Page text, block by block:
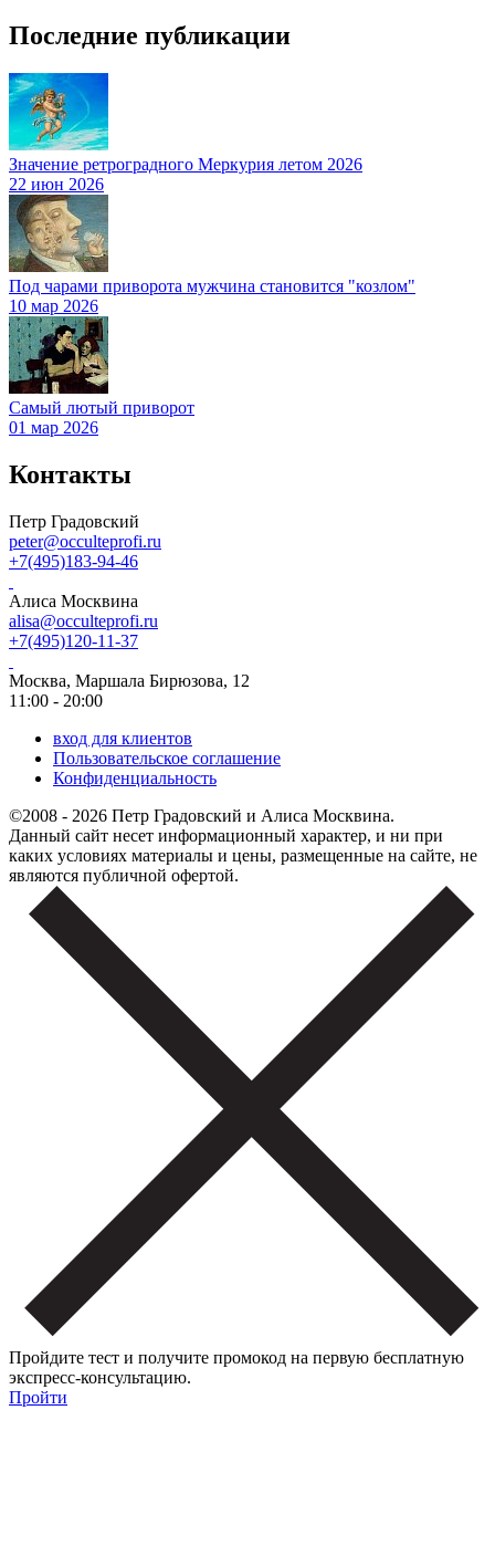
Последние публикации
Значение ретроградного Меркурия летом 2026
22 июн 2026
Под чарами приворота мужчина становится "козлом"
10 мар 2026
Самый лютый приворот
01 мар 2026
Контакты
Петр Градовский
peter@occulteprofi.ru
+7(495)183-94-46
Алиса Москвина
alisa@occulteprofi.ru
+7(495)120-11-37
Москва, Маршала Бирюзова, 12
11:00 - 20:00
вход для клиентов
Пользовательское соглашение
Конфиденциальность
©2008 - 2026 Петр Градовский и Алиса Москвина.
Данный сайт несет информационный характер, и ни при
каких условиях материалы и цены, размещенные на сайте, не
являются публичной офертой.
Пройдите тест и получите промокод на первую бесплатную
экспресс-консультацию.
Пройти